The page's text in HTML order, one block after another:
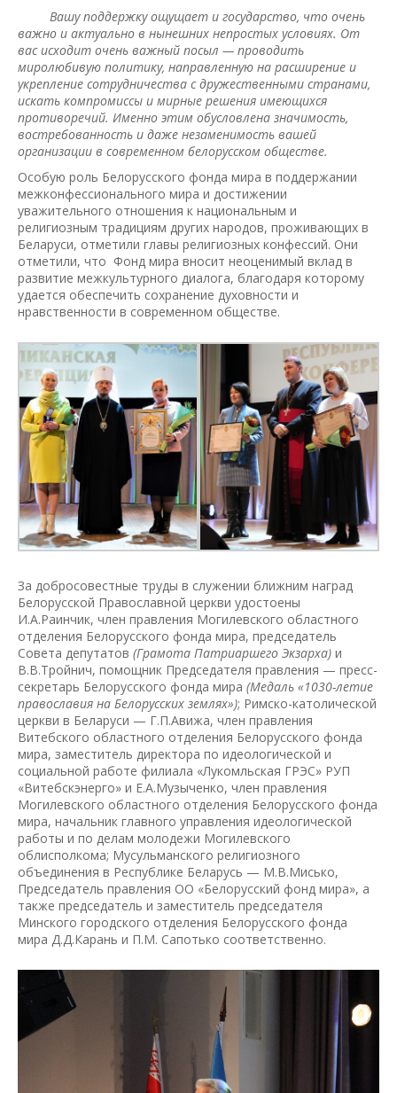
Вашу поддержку ощущает и государство, что очень
важно и актуально в нынешних непростых условиях. От
вас исходит очень важный посыл — проводить
миролюбивую политику, направленную на расширение и
укрепление сотрудничества с дружественными странами,
искать компромиссы и мирные решения имеющихся
противоречий. Именно этим обусловлена значимость,
востребованность и даже незаменимость вашей
организации в современном белорусском обществе.
Особую роль Белорусского фонда мира в поддержании
межконфессионального мира и достижении
уважительного отношения к национальным и
религиозным традициям других народов, проживающих в
Беларуси, отметили главы религиозных конфессий. Они
отметили, что Фонд мира вносит неоценимый вклад в
развитие межкультурного диалога, благодаря которому
удается обеспечить сохранение духовности и
нравственности в современном обществе.
За добросовестные труды в служении ближним наград
Белорусской Православной церкви удостоены
И.А.Раинчик, член правления Могилевского областного
отделения Белорусского фонда мира, председатель
Совета депутатов (Грамота Патриаршего Экзарха) и
В.В.Тройнич, помощник Председателя правления — пресс-
секретарь Белорусского фонда мира (Медаль «1030-летие
православия на Белорусских землях»); Римско-католической
церкви в Беларуси — Г.П.Авижа, член правления
Витебского областного отделения Белорусского фонда
мира, заместитель директора по идеологической и
социальной работе филиала «Лукомльская ГРЭС» РУП
«Витебскэнерго» и Е.А.Музыченко, член правления
Могилевского областного отделения Белорусского фонда
мира, начальник главного управления идеологической
работы и по делам молодежи Могилевского
облисполкома; Мусульманского религиозного
объединения в Республике Беларусь — М.В.Мисько,
Председатель правления ОО «Белорусский фонд мира», а
также председатель и заместитель председателя
Минского городского отделения Белорусского фонда
мира Д.Д.Карань и П.М. Сапотько соответственно.